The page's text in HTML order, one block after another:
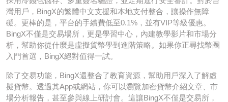
灣用戶，BingX的繁體中文支援和本地支付整合，讓操作無障
礙。更棒的是，平台的手續費低至0.1%，並有VIP等級優惠。
BingX不僅是交易場所，更是學習中心，內建教學影片和市場分
析，幫助你從什麼是虛擬貨幣學到進階策略。如果你正尋找幣圈
入門首選，BingX絕對值得一試。
除了交易功能，BingX還整合了教育資源，幫助用戶深入了解虛
擬貨幣。透過其App或網站，你可以瀏覽加密貨幣介紹文章、市
場分析報告，甚至參與線上研討會。這讓BingX不僅是交易所，